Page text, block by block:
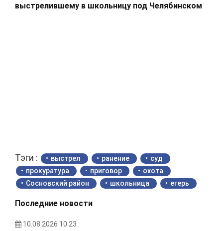
выстрелившему в школьницу под Челябинском
Тэги : выстрел ранение
суд
прокуратура
приговор
охота
Сосновский район
школьница егерь
Последние новости
10.08.2026 10:23